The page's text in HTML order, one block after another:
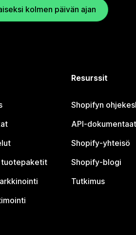
kolmen päivän ajan
tuotepaketit
Resurssit
Shopifyn
API-
Shopify-yhteisö
Shopify-blogi
Tutkimus